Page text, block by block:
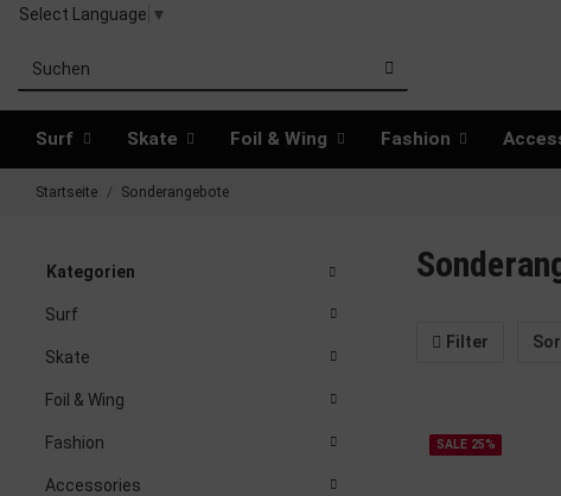
Select Language ▼
Surf Skate Foil & Wing Fashion
Startseite Sonderangebote
Filter
SALE 25%
Kategorien
Surf
Skate
Foil & Wing
Fashion
Accessories